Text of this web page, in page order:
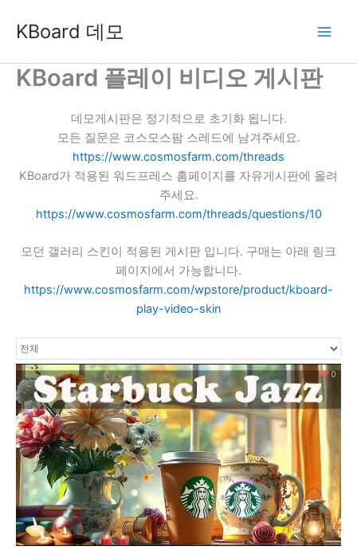
로
KBoard 데모
KBoard 플레이 비디오 게시판
데모게시판은 정기적으로 초기화 됩니다.
모든 질문은 코스모스팜 스레드에 남겨주세요.
https://www.cosmosfarm.com/threads
KBoard가 적용된 워드프레스 홈페이지를 자유게시판에 올려
주세요.
https://www.cosmosfarm.com/threads/questions/10
모던 갤러리 스킨이 적용된 게시판 입니다. 구매는 아래 링크
페이지에서 가능합니다.
https://www.cosmosfarm.com/wpstore/product/kboard-
play-video-skin
0